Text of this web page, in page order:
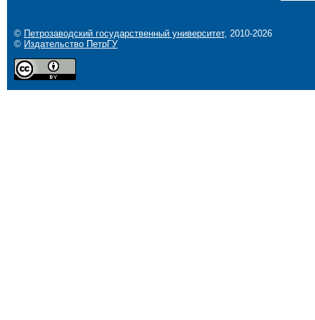
© Петрозаводский государственный университет, 2010-2026
© Издательство ПетрГУ